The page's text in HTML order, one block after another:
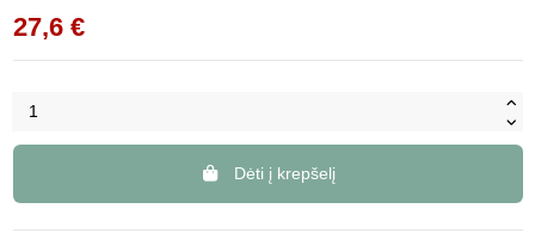
27,6 €
Dėti į krepšelį